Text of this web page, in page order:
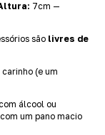
7cm —
são livres de
(e um
álcool ou
um pano macio